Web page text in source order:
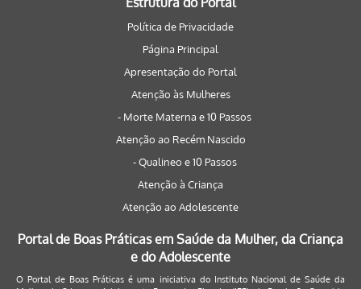
Política de Privacidade
Página Principal
Apresentação do Portal
Atenção às Mulheres
- Morte Materna e 10 Passos
Atenção ao Recém Nascido
- Qualineo e 10 Passos
Atenção à Criança
Atenção ao Adolescente
Portal de Boas Práticas em Saúde da Mulher, da Criança
e do Adolescente
O Portal de Boas Práticas é uma iniciativa do Instituto Nacional de Saúde da